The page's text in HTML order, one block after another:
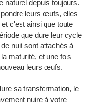
naturel depuis toujours.
leurs œufs, elles
c'est ainsi que toute
que dure leur cycle
nuit sont attachés à
maturité, et une fois
leurs œufs.
sa transformation, le
nuire à votre